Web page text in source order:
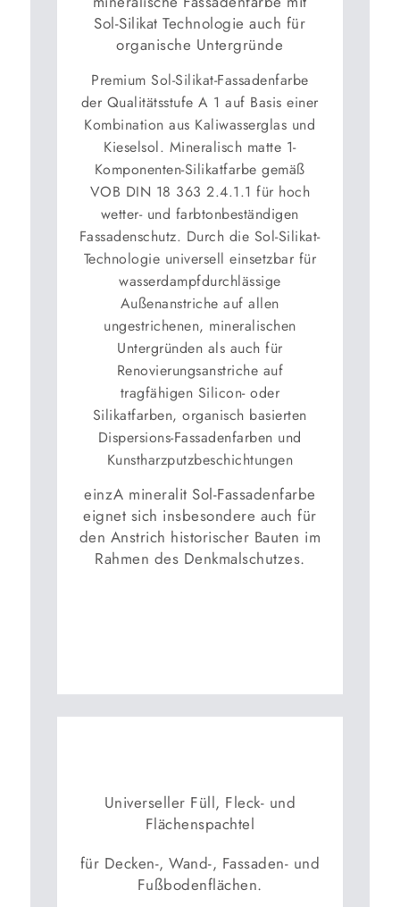
Sol-Silikat Technologie auch für
organische Untergründe
Premium Sol-Silikat-Fassadenfarbe
der Qualitätsstufe A 1 auf Basis einer
Kombination aus Kaliwasserglas und
Kieselsol. Mineralisch matte 1-
Komponenten-Silikatfarbe gemäß
VOB DIN 18 363 2.4.1.1 für hoch
wetter- und farbtonbeständigen
Fassadenschutz. Durch die Sol-Silikat-
Technologie universell einsetzbar für
wasserdampfdurchlässige
Außenanstriche auf allen
ungestrichenen, mineralischen
Untergründen als auch für
Renovierungsanstriche auf
tragfähigen Silicon- oder
Silikatfarben, organisch basierten
Dispersions-Fassadenfarben und
Kunstharzputzbeschichtungen
einzA mineralit Sol-Fassadenfarbe
eignet sich insbesondere auch für
den Anstrich historischer Bauten im
Rahmen des Denkmalschutzes.
Universeller Füll, Fleck- und
Flächenspachtel
für Decken-, Wand-, Fassaden- und
Fußbodenflächen.